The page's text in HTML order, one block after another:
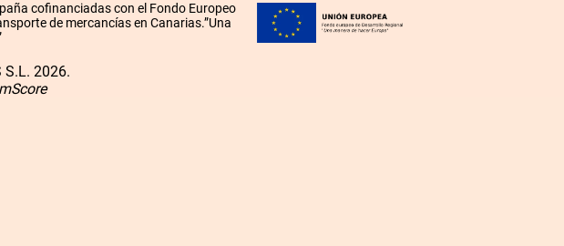
cofinanciadas con el Fondo Europeo
de mercancías en Canarias.”Una
S.L. 2026.